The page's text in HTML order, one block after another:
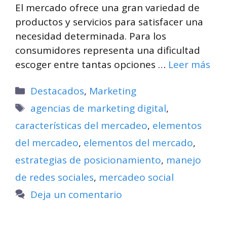
El mercado ofrece una gran variedad de
productos y servicios para satisfacer una
necesidad determinada. Para los
consumidores representa una dificultad
escoger entre tantas opciones … Leer más
Categorías
Destacados, Marketing
Etiquetas
agencias de marketing digital,
características del mercadeo, elementos
del mercadeo, elementos del mercado,
estrategias de posicionamiento, manejo
de redes sociales, mercadeo social
Deja un comentario